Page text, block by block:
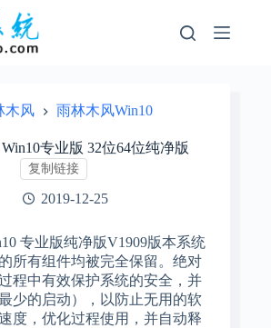
木风 雨林木风Win10
专业版 32位64位纯净版
复制链接
2019-12-25
专业版纯净版V1909版本系统
所有组件均被完全保留。绝对
程中有效保护系统的安全，并
少的启动），以防止无用的软
度，优化过程使用，并自动释